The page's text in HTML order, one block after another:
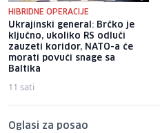
HIBRIDNE OPERACIJE
Ukrajinski general: Brčko je
ključno, ukoliko RS odluči
zauzeti koridor, NATO-a će
morati povući snage sa
Baltika
11 sati
Oglasi za posao